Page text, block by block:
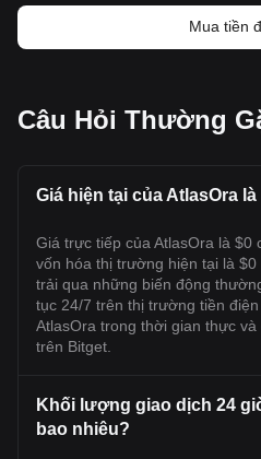
Mua tiền
Câu Hỏi Thường
Giá hiện tại của AtlasOra
Giá trực tiếp của AtlasOra là $0
vốn hóa thị trường hiện tại là $0
trải qua những biến động
tục 24/7 trên thị trường tiền
AtlasOra trong thời gian thực
trên Bitget.
Khối lượng giao dịch 24
bao nhiêu?